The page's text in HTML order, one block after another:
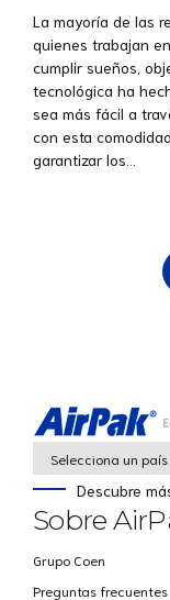
La mayoría de las
quienes trabajan
cumplir sueños,
tecnológica ha
sea más fácil a
con esta
garantizar los...
Selecciona un país
Descubre
Sobre
Grupo Coen
Preguntas frecuentes